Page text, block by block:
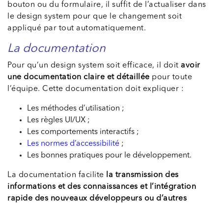
bouton ou du formulaire, il suffit de l’actualiser dans
le design system pour que le changement soit
appliqué par tout automatiquement.
La documentation
Pour qu’un design system soit efficace, il doit avoir
une documentation claire et détaillée pour toute
l’équipe. Cette documentation doit expliquer :
Les méthodes d’utilisation ;
Les règles UI/UX ;
Les comportements interactifs ;
Les normes d’accessibilité ;
Les bonnes pratiques pour le développement.
La documentation facilite
la transmission des
informations et des connaissances et l’intégration
rapide des nouveaux développeurs ou d’autres